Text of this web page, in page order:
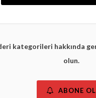
kategorileri hakkında
olun.
ABONE OL